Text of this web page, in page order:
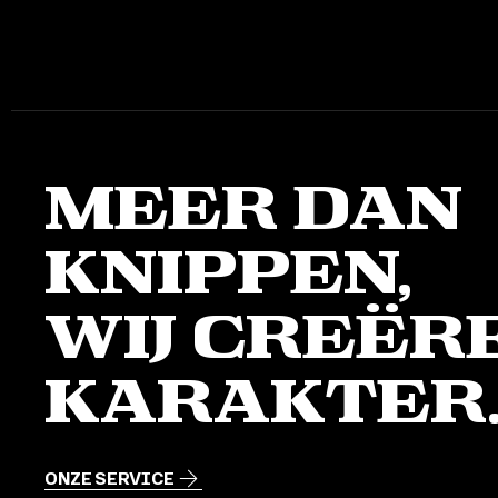
Meer dan
knippen,
Wij
ONZE SERVICE